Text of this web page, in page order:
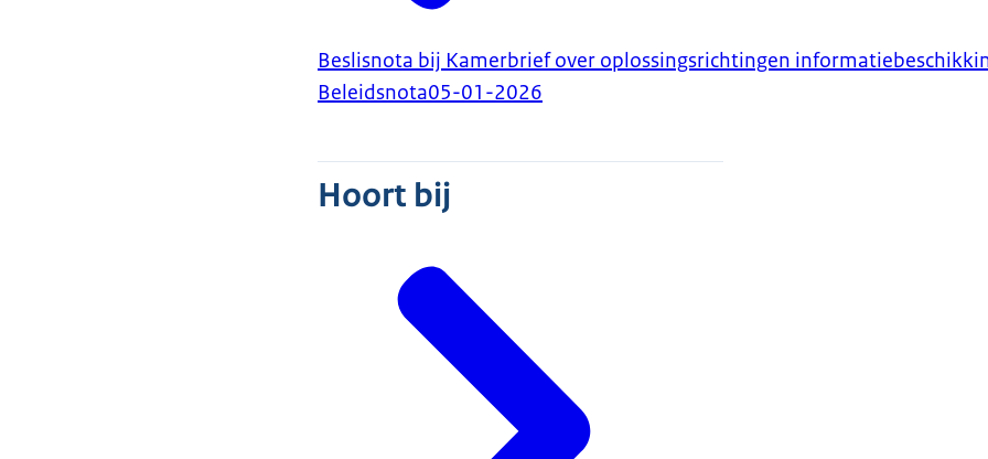
Beslisnota bij Kamerbrief over oplossingsrichtingen
Beleidsnota05-01-2026
Hoort bij